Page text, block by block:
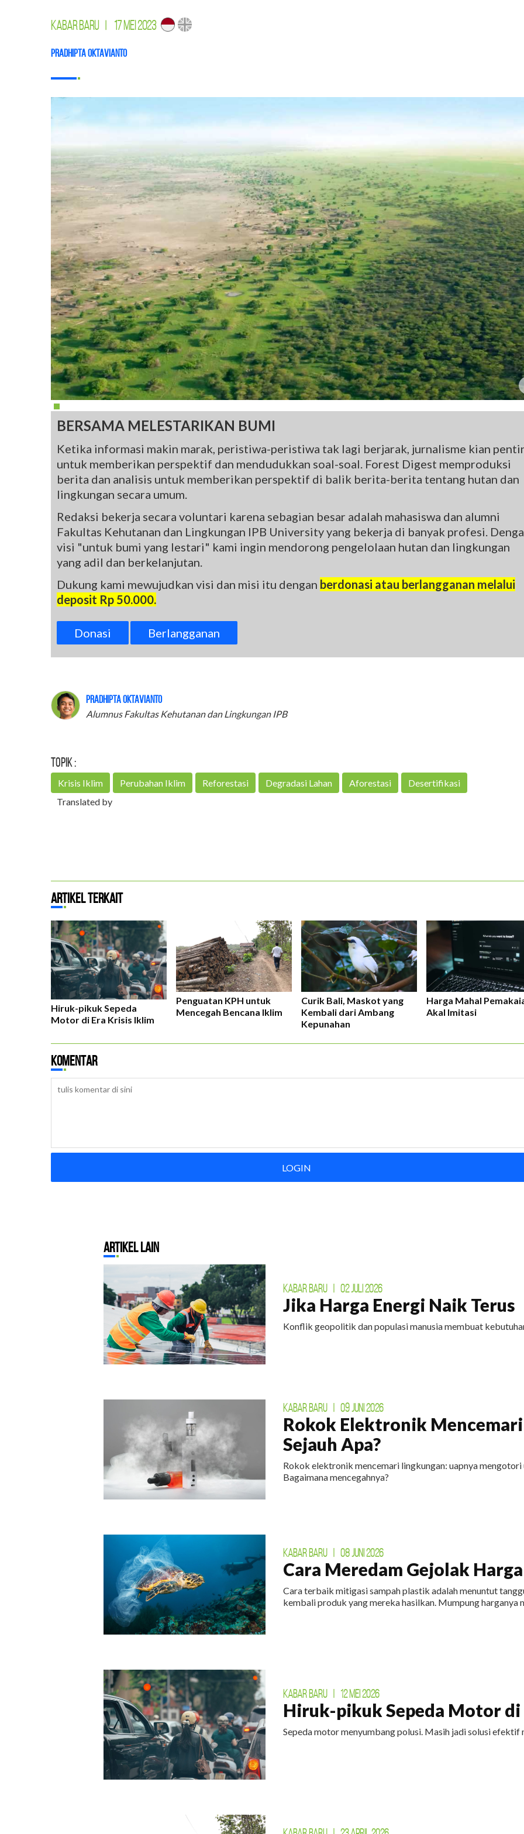
BERLANGGANAN
KABAR BARU 17 MEI 2023
Pradhipta Oktavianto
BERSAMA MELESTARIKAN BUMI
Ketika informasi makin marak, peristiwa-peristiwa tak lagi berjarak, jurnalisme kian
untuk memberikan perspektif dan mendudukkan soal-soal. Forest Digest memproduksi
berita dan analisis untuk memberikan perspektif di balik berita-berita tentang hutan dan
lingkungan secara umum.
Redaksi bekerja secara voluntari karena sebagian besar adalah mahasiswa dan alumni
Fakultas Kehutanan dan Lingkungan IPB University yang bekerja di banyak profesi.
visi "untuk bumi yang lestari" kami ingin mendorong pengelolaan hutan dan lingkungan
yang adil dan berkelanjutan.
Dukung kami mewujudkan visi dan misi itu dengan berdonasi atau berlangganan melalui
deposit Rp 50.000.
Donasi Berlangganan
Pradhipta Oktavianto
Alumnus Fakultas Kehutanan dan Lingkungan IPB
Topik :
Krisis Iklim Perubahan Iklim Reforestasi Degradasi Lahan Aforestasi
Desertifikasi
Translated by
Artikel Terkait
Hiruk-pikuk Sepeda
Motor di Era Krisis Iklim
Penguatan KPH untuk
Mencegah Bencana Iklim
Curik Bali, Maskot yang
Kembali dari Ambang
Kepunahan
Harga Mahal
Akal Imitasi
Komentar
LOGIN
Artikel Lain
KABAR BARU 02 JULI 2026
Jika Harga Energi Naik Terus
Konflik geopolitik dan populasi manusia membuat
KABAR BARU 09 JUNI 2026
Rokok Elektronik
Sejauh Apa?
Rokok elektronik mencemari lingkungan: uapnya mengotori
Bagaimana mencegahnya?
KABAR BARU | 08 JUNI 2026
Cara Meredam Gejolak
Cara terbaik mitigasi sampah plastik adalah menuntut
kembali produk yang mereka hasilkan. Mumpung harganya
KABAR BARU | 12 MEI 2026
Hiruk-pikuk Sepeda Motor
Sepeda motor menyumbang polusi. Masih jadi solusi efektif